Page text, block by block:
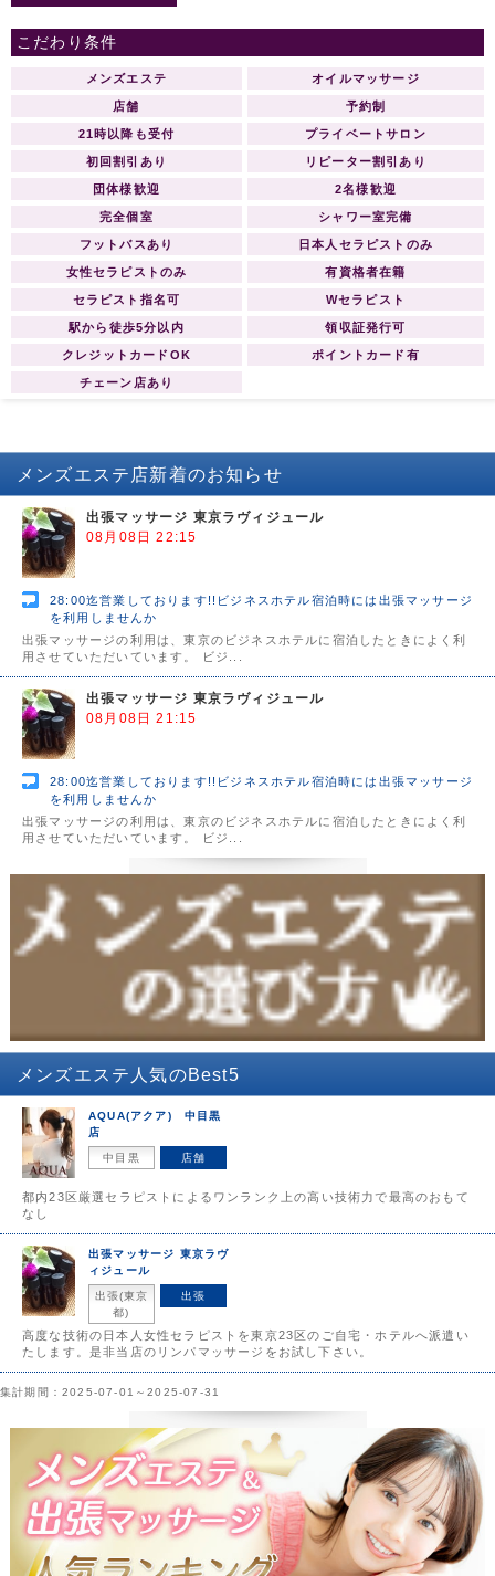
プン】AQUAアクア 総支配人ご挨拶
て、かねてより新店の準備を鋭意進
めておりました。 AQUAアクアをグ
ランドオープンする運びと相成りま
したことをご案内申し上げます。 こ
れも皆様のご支援とご協力の賜物と
心より感謝する次第です。 つきまし
ご優待券をメールマガジンにて同封
させて頂きます。 皆様のご期待に添
えますよう日々精進する所存で御座
いますので、なにとぞ倍旧のご指
総支配人 R.YURIA
こだわり条件
メンズエステ オイルマッサージ
店舗 予約制
21時以降も受付 プライベートサロン
初回割引あり リピーター割引あり
団体様歓迎 2名様歓迎
完全個室 シャワー室完備
フットバスあり 日本人セラピストのみ
女性セラピストのみ 有資格者在籍
セラピスト指名可 Wセラピスト
駅から徒歩5分以内 領収証発行可
クレジットカードOK ポイントカード有
チェーン店あり
メンズエステ店新着のお知らせ
出張マッサージ 東京ラヴィジュール
08月08日 22:15
28:00迄営業しております!!ビジネスホテル宿泊時には出張マッサージ
を利用しませんか
出張マッサージの利用は、東京のビジネスホテルに宿泊したときによく利
用させていただいています。 ビジ...
出張マッサージ 東京ラヴィジュール
08月08日 21:15
28:00迄営業しております!!ビジネスホテル宿泊時には出張マッサージ
を利用しませんか
出張マッサージの利用は、東京のビジネスホテルに宿泊したときによく利
用させていただいています。 ビジ...
メンズエステ 人気のBest5
AQUA(アクア) 中目黒
店
中目黒 店舗
都内23区厳選セラピストによるワンランク上の高い技術力で最高のおもて
なし
出張マッサージ 東京ラヴ
ィジュール
出張(東京
都)
出張
高度な技術の日本人女性セラピストを東京23区のご自宅・ホテルへ派遣い
たします。是非当店のリンパマッサージをお試し下さい。
集計期間：2025-07-01～2025-07-31